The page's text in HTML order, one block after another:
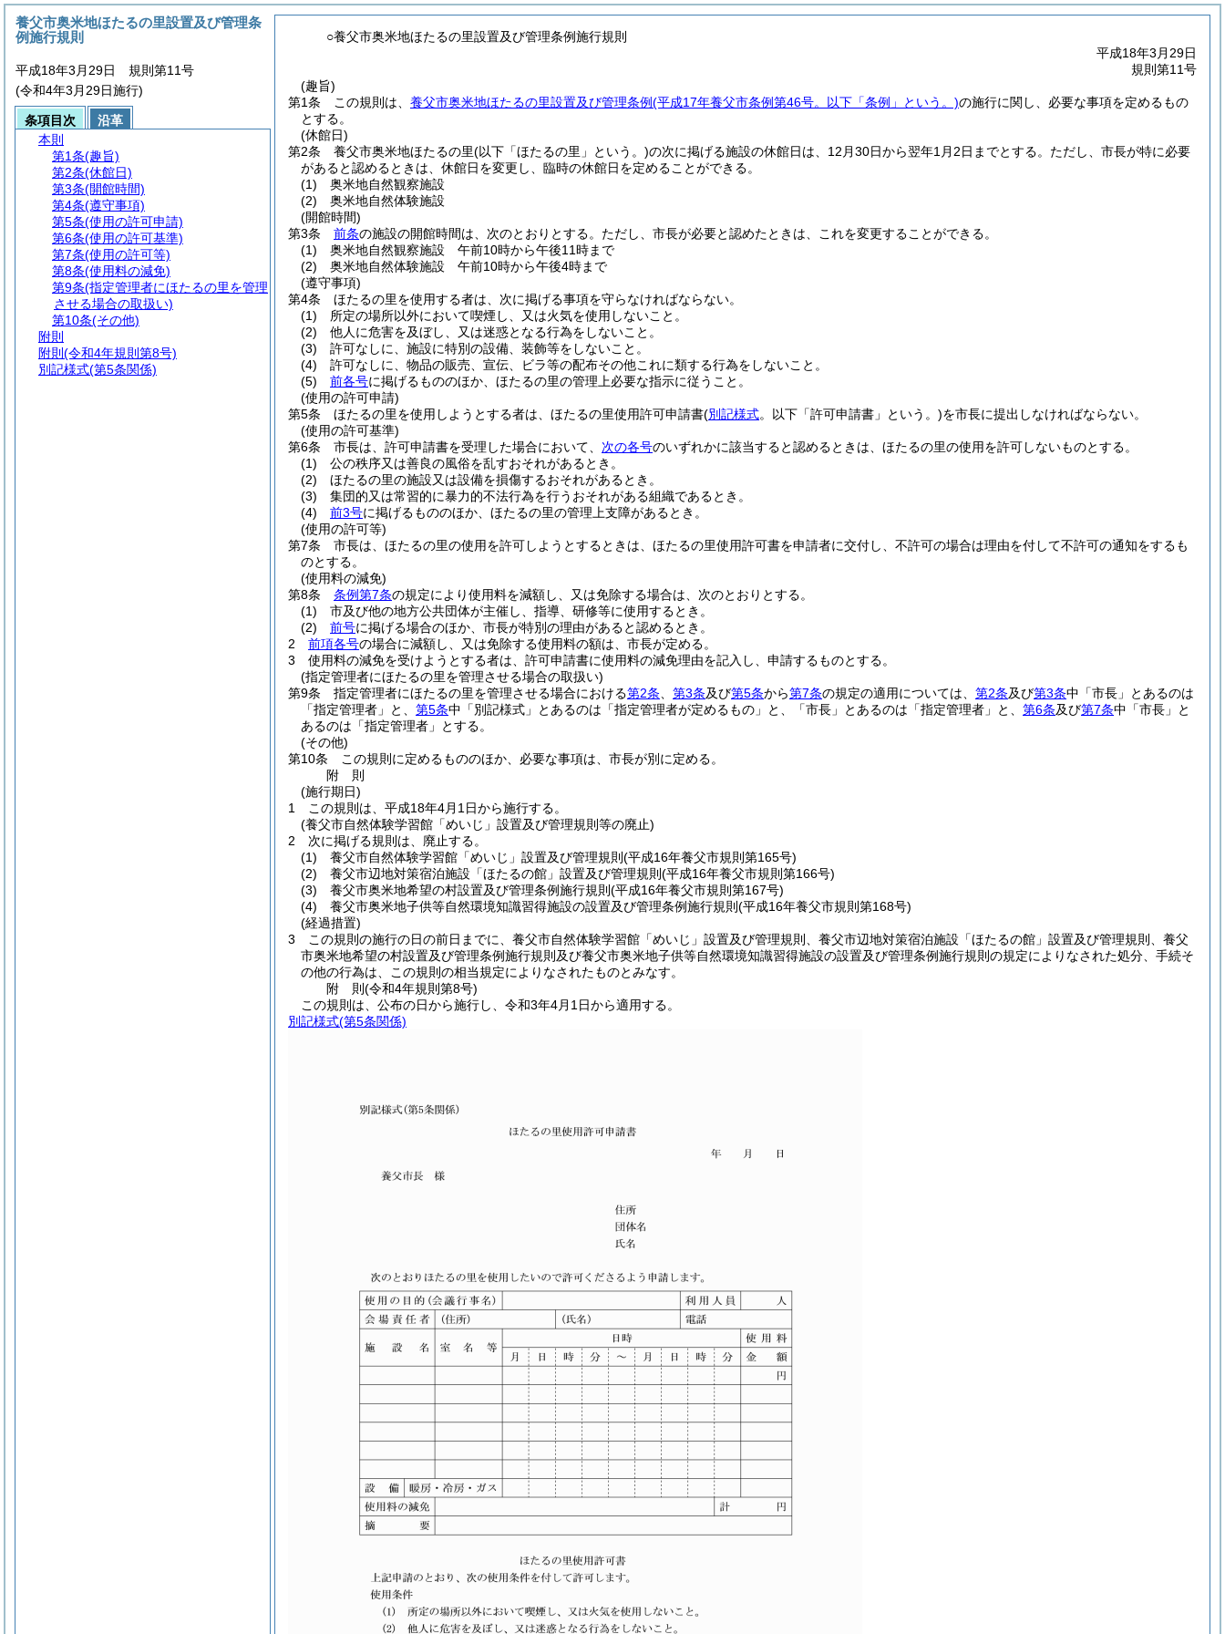
○養父市奥米地ほたるの里設置及び管理条例施行規則
平成18年3月29日
規則第11号
(趣旨)
第1条
この規則は、 養父市奥米地ほたるの里設置及び管理条例(平成17年養父市条例第46号。以下「条例」という。)の施行に関し、必要な事項を定めるもの
とする。
(休館日)
第2条
養父市奥米地ほたるの里(以下「ほたるの里」という。)の次に掲げる施設の休館日は、12月30日から翌年1月2日までとする。 ただし、市長が特に必要
があると認めるときは、休館日を変更し、臨時の休館日を定めることができる。
(1)
奥米地自然観察施設
(2)
奥米地自然体験施設
(開館時間)
第3条
前条の施設の開館時間は、次のとおりとする。 ただし、市長が必要と認めたときは、これを変更することができる。
(1)
奥米地自然観察施設 午前10時から午後11時まで
(2)
奥米地自然体験施設 午前10時から午後4時まで
(遵守事項)
第4条
ほたるの里を使用する者は、次に掲げる事項を守らなければならない。
(1)
所定の場所以外において喫煙し、又は火気を使用しないこと。
(2)
他人に危害を及ぼし、又は迷惑となる行為をしないこと。
(3)
許可なしに、施設に特別の設備、装飾等をしないこと。
(4)
許可なしに、物品の販売、宣伝、ビラ等の配布その他これに類する行為をしないこと。
(5)
前各号に掲げるもののほか、ほたるの里の管理上必要な指示に従うこと。
(使用の許可申請)
第5条
ほたるの里を使用しようとする者は、ほたるの里使用許可申請書(別記様式。以下「許可申請書」という。)を市長に提出しなければならない。
(使用の許可基準)
第6条
市長は、許可申請書を受理した場合において、 次の各号のいずれかに該当すると認めるときは、ほたるの里の使用を許可しないものとする。
(1)
公の秩序又は善良の風俗を乱すおそれがあるとき。
(2)
ほたるの里の施設又は設備を損傷するおそれがあるとき。
(3)
集団的又は常習的に暴力的不法行為を行うおそれがある組織であるとき。
(4)
前3号に掲げるもののほか、ほたるの里の管理上支障があるとき。
(使用の許可等)
第7条
市長は、ほたるの里の使用を許可しようとするときは、ほたるの里使用許可書を申請者に交付し、不許可の場合は理由を付して不許可の通知をするも
のとする。
(使用料の減免)
第8条
条例第7条の規定により使用料を減額し、又は免除する場合は、次のとおりとする。
(1)
市及び他の地方公共団体が主催し、指導、研修等に使用するとき。
(2)
前号に掲げる場合のほか、市長が特別の理由があると認めるとき。
2
前項各号の場合に減額し、又は免除する使用料の額は、市長が定める。
3
使用料の減免を受けようとする者は、許可申請書に使用料の減免理由を記入し、申請するものとする。
(指定管理者にほたるの里を管理させる場合の取扱い)
第9条
指定管理者にほたるの里を管理させる場合における第2条 第3条及び第5条から第7条の規定の適用については、 第2条及び第3条中「市長」とあるのは
「指定管理者」と、 第5条中「別記様式」とあるのは「指定管理者が定めるもの」と、「市長」とあるのは「指定管理者」と、 第6条及び第7条中「市長」と
あるのは「指定管理者」とする。
(その他)
第10条
この規則に定めるもののほか、必要な事項は、市長が別に定める。
附 則
(施行期日)
1
この規則は、平成18年4月1日から施行する。
(養父市自然体験学習館「めいじ」設置及び管理規則等の廃止)
2
次に掲げる規則は、廃止する。
(1)
養父市自然体験学習館「めいじ」設置及び管理規則 (平成16年養父市規則第165号)
(2)
養父市辺地対策宿泊施設「ほたるの館」設置及び管理規則 (平成16年養父市規則第166号)
(3)
養父市奥米地希望の村設置及び管理条例施行規則 (平成16年養父市規則第167号)
(4)
養父市奥米地子供等自然環境知識習得施設の設置及び管理条例施行規則 (平成16年養父市規則第168号)
(経過措置)
3
この規則の施行の日の前日までに、養父市自然体験学習館「めいじ」設置及び管理規則、養父市辺地対策宿泊施設「ほたるの館」設置及び管理規則、養父
市奥米地希望の村設置及び管理条例施行規則及び養父市奥米地子供等自然環境知識習得施設の設置及び管理条例施行規則の規定によりなされた処分、手続そ
の他の行為は、この規則の相当規定によりなされたものとみなす。
附 則(令和4年規則第8号)
この規則は、公布の日から施行し、令和3年4月1日から適用する。
別記様式(第5条関係)
養父市奥米地ほたるの里設置及び管理条
例施行規則
平成18年3月29日 規則第11号
(令和4年3月29日施行)
条項目次
沿革
本則
第1条(趣旨)
第2条(休館日)
第3条(開館時間)
第4条(遵守事項)
第5条(使用の許可申請)
第6条(使用の許可基準)
第7条(使用の許可等)
第8条(使用料の減免)
第9条(指定管理者にほたるの里を管理
させる場合の取扱い)
第10条(その他)
附則
附則 (令和4年規則第8号)
別記様式(第5条関係)